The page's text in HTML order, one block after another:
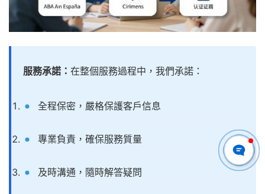
服務承諾： 在整個服務過程中，我們承諾：
全程保密，嚴格保護客戶信息
專業負責，確保服務質量
及時溝通，隨時解答疑問